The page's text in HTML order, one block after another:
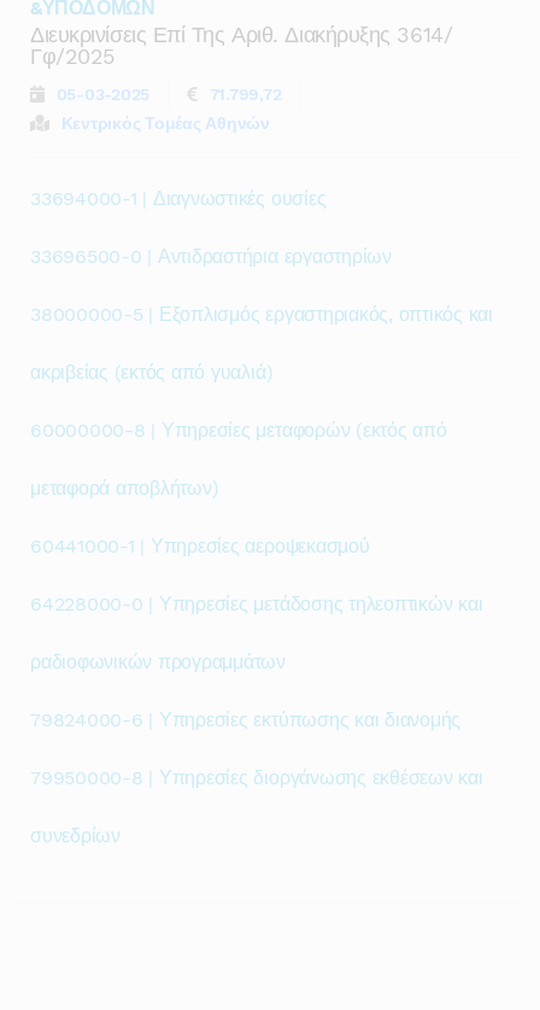
&ΥΠΟΔΟΜΩΝ
Διευκρινίσεις Επί Της Αριθ. Διακήρυξης 3614/
Γφ/2025
05-03-2025
71.799,72
Κεντρικός Τομέας Αθηνών
33694000-1 | Διαγνωστικές ουσίες
33696500-0 | Αντιδραστήρια εργαστηρίων
38000000-5 | Εξοπλισμός εργαστηριακός, οπτικός και
ακριβείας (εκτός από γυαλιά)
60000000-8 | Υπηρεσίες μεταφορών (εκτός από
μεταφορά αποβλήτων)
60441000-1 | Υπηρεσίες αεροψεκασμού
64228000-0 | Υπηρεσίες μετάδοσης τηλεοπτικών και
ραδιοφωνικών προγραμμάτων
79824000-6 | Υπηρεσίες εκτύπωσης και διανομής
79950000-8 | Υπηρεσίες διοργάνωσης εκθέσεων και
συνεδρίων